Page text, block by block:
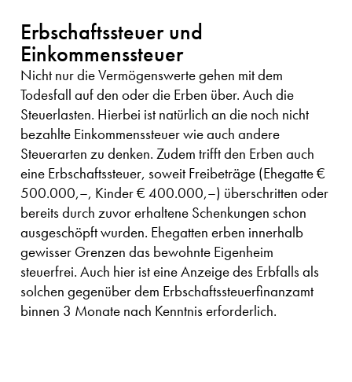
Erbschaftssteuer und
Einkommenssteuer
Nicht nur die Vermögenswerte gehen mit dem
Todesfall auf den oder die Erben über. Auch die
Steuerlasten. Hierbei ist natürlich an die noch nicht
bezahlte Einkommenssteuer wie auch andere
Steuerarten zu denken. Zudem trifft den Erben auch
eine Erbschaftssteuer, soweit Freibeträge (Ehegatte €
500.000,–, Kinder € 400.000,–) überschritten oder
bereits durch zuvor erhaltene Schenkungen schon
ausgeschöpft wurden. Ehegatten erben innerhalb
gewisser Grenzen das bewohnte Eigenheim
steuerfrei. Auch hier ist eine Anzeige des Erbfalls als
solchen gegenüber dem Erbschaftssteuerfinanzamt
binnen 3 Monate nach Kenntnis erforderlich.